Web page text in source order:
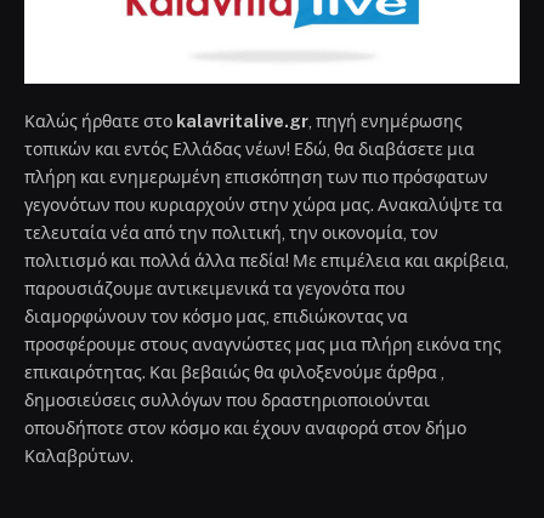
Καλώς ήρθατε στο kalavritalive.gr , πηγή ενημέρωσης
τοπικών και εντός Ελλάδας νέων! Εδώ, θα διαβάσετε μια
πλήρη και ενημερωμένη επισκόπηση των πιο πρόσφατων
γεγονότων που κυριαρχούν στην χώρα μας. Ανακαλύψτε τα
τελευταία νέα από την πολιτική, την οικονομία, τον
πολιτισμό και πολλά άλλα πεδία! Με επιμέλεια και ακρίβεια,
παρουσιάζουμε αντικειμενικά τα γεγονότα που
διαμορφώνουν τον κόσμο μας, επιδιώκοντας να
προσφέρουμε στους αναγνώστες μας μια πλήρη εικόνα της
επικαιρότητας. Και βεβαιώς θα φιλοξενούμε άρθρα ,
δημοσιεύσεις συλλόγων που δραστηριοποιούνται
οπουδήποτε στον κόσμο και έχουν αναφορά στον δήμο
Καλαβρύτων.